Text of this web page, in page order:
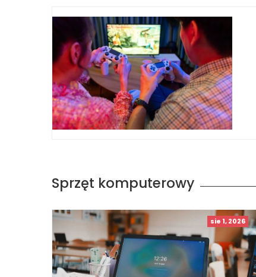
Sprzęt komputerowy
sie 1, 2026